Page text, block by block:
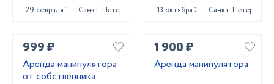
29 февраля 2024Санкт-Петербург 13 октября 2023Санкт-Петербург
999 ₽
Аренда манипулятора
от собственника
1 900 ₽
Аренда манипулятора